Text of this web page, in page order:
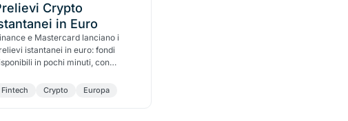
Crypto
in Euro
e Mastercard lanciano i
istantanei in euro: fondi
in pochi minuti, con
Fintech Crypto Europa